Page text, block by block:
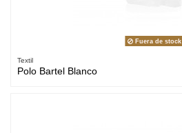
Fuera de stock
Textil
Polo Bartel Blanco